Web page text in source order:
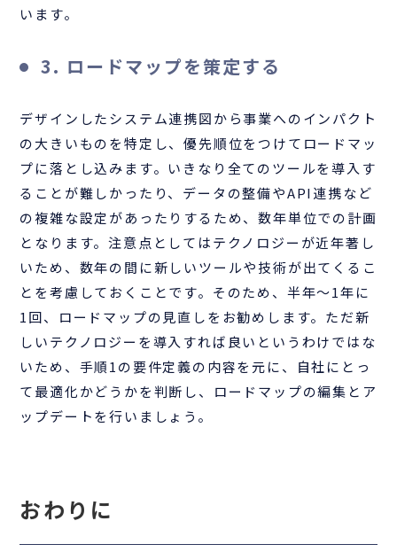
います。
3. ロードマップを策定する
デザインしたシステム連携図から事業へのインパクト
の大きいものを特定し、優先順位をつけてロードマッ
プに落とし込みます。いきなり全てのツールを導入す
ることが難しかったり、データの整備やAPI連携など
の複雑な設定があったりするため、数年単位での計画
となります。注意点としてはテクノロジーが近年著し
いため、数年の間に新しいツールや技術が出てくるこ
とを考慮しておくことです。そのため、半年〜1年に
1回、ロードマップの見直しをお勧めします。ただ新
しいテクノロジーを導入すれば良いというわけではな
いため、手順1の要件定義の内容を元に、自社にとっ
て最適化かどうかを判断し、ロードマップの編集とア
ップデートを行いましょう。
おわりに